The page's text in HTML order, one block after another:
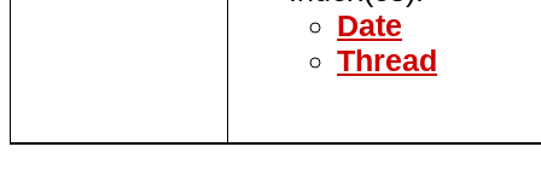
Date
Thread